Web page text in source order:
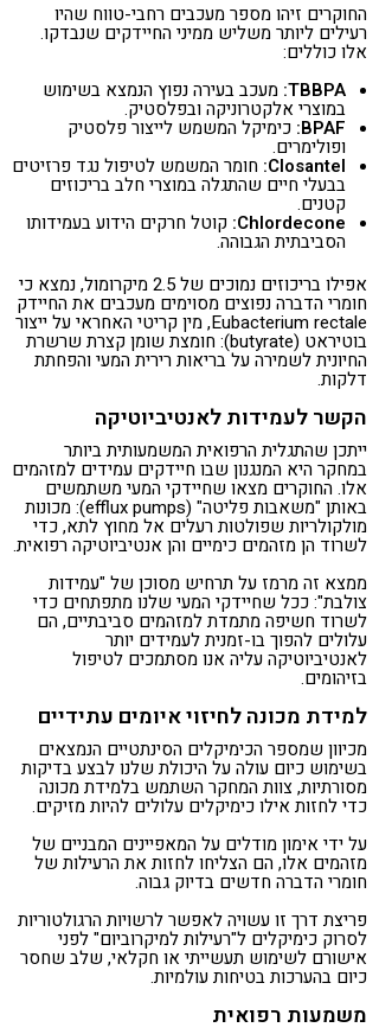
החוקרים זיהו מספר מעכבים רחבי-טווח שהיו
רעילים ליותר משליש ממיני החיידקים שנבדקו.
אלו כוללים:
TBBPA: מעכב בעירה נפוץ הנמצא בשימוש
במוצרי אלקטרוניקה ובפלסטיק.
BPAF: כימיקל המשמש לייצור פלסטיק
ופולימרים.
Closantel: חומר המשמש לטיפול נגד פרזיטים
בבעלי חיים שהתגלה במוצרי חלב בריכוזים
קטנים.
Chlordecone: קוטל חרקים הידוע בעמידותו
הסביבתית הגבוהה.
אפילו בריכוזים נמוכים של 2.5 מיקרומול, נמצא כי
חומרי הדברה נפוצים מסוימים מעכבים את החיידק
Eubacterium rectale, מין קריטי האחראי על ייצור
בוטיראט (butyrate): חומצת שומן קצרת שרשרת
החיונית לשמירה על בריאות רירית המעי והפחתת
דלקות.
הקשר לעמידות לאנטיביוטיקה
ייתכן שהתגלית הרפואית המשמעותית ביותר
במחקר היא המנגנון שבו חיידקים עמידים למזהמים
אלו. החוקרים מצאו שחיידקי המעי משתמשים
באותן "משאבות פליטה" (efflux pumps): מכונות
מולקולריות שפולטות רעלים אל מחוץ לתא, כדי
לשרוד הן מזהמים כימיים והן אנטיביוטיקה רפואית.
ממצא זה מרמז על תרחיש מסוכן של "עמידות
צולבת": ככל שחיידקי המעי שלנו מתפתחים כדי
לשרוד חשיפה מתמדת למזהמים סביבתיים, הם
עלולים להפוך בו-זמנית לעמידים יותר
לאנטיביוטיקה עליה אנו מסתמכים לטיפול
בזיהומים.
למידת מכונה לחיזוי איומים עתידיים
מכיוון שמספר הכימיקלים הסינתטיים הנמצאים
בשימוש כיום עולה על היכולת שלנו לבצע בדיקות
מסורתיות, צוות המחקר השתמש בלמידת מכונה
כדי לחזות אילו כימיקלים עלולים להיות מזיקים.
על ידי אימון מודלים על המאפיינים המבניים של
מזהמים אלו, הם הצליחו לחזות את הרעילות של
חומרי הדברה חדשים בדיוק גבוה.
פריצת דרך זו עשויה לאפשר לרשויות הרגולטוריות
לסרוק כימיקלים ל"רעילות למיקרוביום" לפני
אישורם לשימוש תעשייתי או חקלאי, שלב שחסר
כיום בהערכות בטיחות עולמיות.
משמעות רפואית